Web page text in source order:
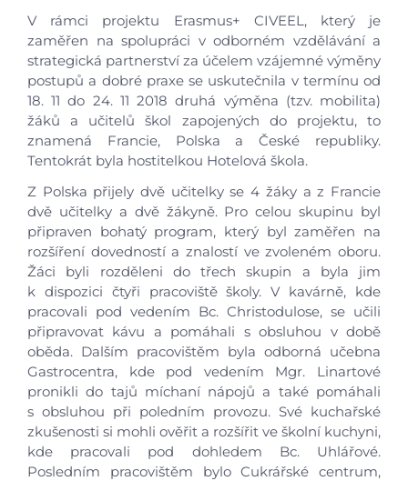
Operační program spravedlivá
Gastrocentrum
Modernizace sportovišt
Školní zahrada
PULSOS
OKAP II
Výzva 33 - IROP Cukrářské centrum
Výzva 35 - MŠMT
Výzva 56 - MŠMT
Výzva 57 - MŠMT
Výzva 65 - MŠMT
Erasmus+ CIVEEL
Národní plán obnovy - doučování
Národní plán obnovy - 3.1 Inovace ve
vzdělávání v kontextu digitalizace
Foto
V rámci projektu Erasmus+ CIVEEL, který je
zaměřen na spolupráci v odborném vzdělávání a
strategická partnerství za účelem vzájemné výměny
postupů a dobré praxe se uskutečnila v termínu od
18. 11 do 24. 11 2018 druhá výměna (tzv. mobilita)
žáků a učitelů škol zapojených do projektu, to
znamená Francie, Polska a České republiky.
Tentokrát byla hostitelkou Hotelová škola.
Z Polska přijely dvě učitelky se 4 žáky a z Francie
dvě učitelky a dvě žákyně. Pro celou skupinu byl
připraven bohatý program, který byl zaměřen na
rozšíření dovedností a znalostí ve zvoleném oboru.
Žáci byli rozděleni do třech skupin a byla jim
k dispozici čtyři pracoviště školy. V kavárně, kde
pracovali pod vedením Bc. Christodulose, se učili
připravovat kávu a pomáhali s obsluhou v době
oběda. Dalším pracovištěm byla odborná učebna
Gastrocentra, kde pod vedením Mgr. Linartové
pronikli do tajů míchaní nápojů a také pomáhali
s obsluhou při poledním provozu. Své kuchařské
zkušenosti si mohli ověřit a rozšířit ve školní kuchyni,
kde pracovali pod dohledem Bc. Uhlářové.
Posledním pracovištěm bylo Cukrářské centrum,